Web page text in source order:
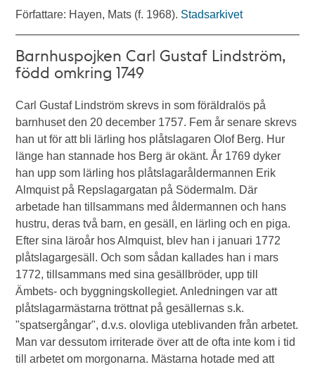
Författare: Hayen, Mats (f. 1968). Stadsarkivet
Barnhuspojken Carl Gustaf Lindström,
född omkring 1749
Carl Gustaf Lindström skrevs in som föräldralös på
barnhuset den 20 december 1757. Fem år senare skrevs
han ut för att bli lärling hos plåtslagaren Olof Berg. Hur
länge han stannade hos Berg är okänt. År 1769 dyker
han upp som lärling hos plåtslagaråldermannen Erik
Almquist på Repslagargatan på Södermalm. Där
arbetade han tillsammans med åldermannen och hans
hustru, deras två barn, en gesäll, en lärling och en piga.
Efter sina läroår hos Almquist, blev han i januari 1772
plåtslagargesäll. Och som sådan kallades han i mars
1772, tillsammans med sina gesällbröder, upp till
Ämbets- och byggningskollegiet. Anledningen var att
plåtslagarmästarna tröttnat på gesällernas s.k.
"spatsergångar", d.v.s. olovliga uteblivanden från arbetet.
Man var dessutom irriterade över att de ofta inte kom i tid
till arbetet om morgonarna. Mästarna hotade med att